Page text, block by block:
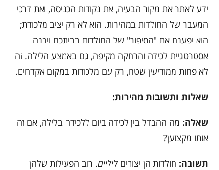
ידע לאתר את מקור הבעיה, את נקודות הכניסה, ואת דרכי
המעבר של החולדות במהירות. הוא לא רק יציב מלכודת;
הוא יפענח את "הסיפור" של החולדות בביתכם ויבנה
אסטרטגיית לכידה והרחקה מקיפה, גם באמצע הלילה. זה
לא פחות ממודיעין שטח, רק עם מלכודות במקום אקדחים.
שאלות ותשובות מהירות:
שאלה: מה ההבדל בין לכידה ביום ללכידה בלילה, אם זה
אותו מקצוען?
תשובה: חולדות הן יצוריםליליים. רוב הפעילות שלהן